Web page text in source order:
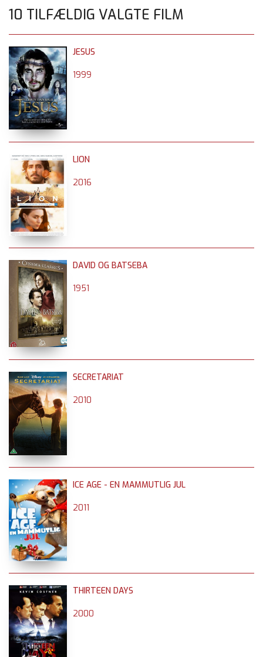
10 TILFÆLDIG VALGTE FILM
JESUS
1999
LION
2016
DAVID OG BATSEBA
1951
SECRETARIAT
2010
ICE AGE - EN MAMMUTLIG JUL
2011
THIRTEEN DAYS
2000